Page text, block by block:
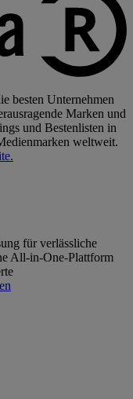
besten Unternehmen
Marken und
und Bestenlisten in
weltweit.
für verlässliche
All-in-One-Plattform